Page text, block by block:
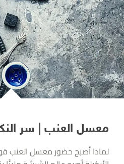
معسل العنب | سر النكهة
لماذا أصبح حضور معسل العنب